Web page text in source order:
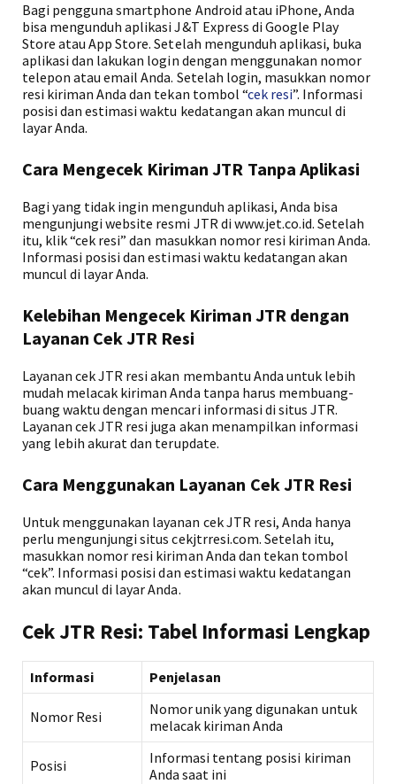
Bagi pengguna smartphone Android atau iPhone, Anda
bisa mengunduh aplikasi J&T Express di Google Play
Store atau App Store. Setelah mengunduh aplikasi, buka
aplikasi dan lakukan login dengan menggunakan nomor
telepon atau email Anda. Setelah login, masukkan nomor
resi kiriman Anda dan tekan tombol “cek resi”. Informasi
posisi dan estimasi waktu kedatangan akan muncul di
layar Anda.
Cara Mengecek Kiriman JTR Tanpa Aplikasi
Bagi yang tidak ingin mengunduh aplikasi, Anda bisa
mengunjungi website resmi JTR di www.jet.co.id. Setelah
itu, klik “cek resi” dan masukkan nomor resi kiriman Anda.
Informasi posisi dan estimasi waktu kedatangan akan
muncul di layar Anda.
Kelebihan Mengecek Kiriman JTR dengan
Layanan Cek JTR Resi
Layanan cek JTR resi akan membantu Anda untuk lebih
mudah melacak kiriman Anda tanpa harus membuang-
buang waktu dengan mencari informasi di situs JTR.
Layanan cek JTR resi juga akan menampilkan informasi
yang lebih akurat dan terupdate.
Cara Menggunakan Layanan Cek JTR Resi
Untuk menggunakan layanan cek JTR resi, Anda hanya
perlu mengunjungi situs cekjtrresi.com. Setelah itu,
masukkan nomor resi kiriman Anda dan tekan tombol
“cek”. Informasi posisi dan estimasi waktu kedatangan
akan muncul di layar Anda.
Cek JTR Resi: Tabel Informasi Lengkap
Informasi Penjelasan
Nomor Resi
Nomor unik yang digunakan untuk
melacak kiriman Anda
Posisi
Informasi tentang posisi kiriman
Anda saat ini